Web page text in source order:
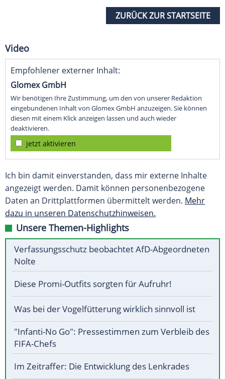
ZURÜCK ZUR STARTSEITE
Video
Empfohlener externer Inhalt:
Glomex GmbH
Wir benötigen Ihre Zustimmung, um den von unserer Redaktion
eingebundenen Inhalt von Glomex GmbH anzuzeigen. Sie können
diesen mit einem Klick anzeigen lassen und auch wieder
deaktivieren.
jetzt aktivieren
Ich bin damit einverstanden, dass mir externe Inhalte
angezeigt werden. Damit können personenbezogene
Daten an Drittplattformen übermittelt werden. Mehr
dazu in unseren Datenschutzhinweisen.
Unsere Themen-Highlights
Verfassungsschutz beobachtet AfD-Abgeordneten
Nolte
Diese Promi-Outfits sorgten für Aufruhr!
Was bei der Vogelfütterung wirklich sinnvoll ist
"Infanti-No Go": Pressestimmen zum Verbleib des
FIFA-Chefs
Im Zeitraffer: Die Entwicklung des Lenkrades